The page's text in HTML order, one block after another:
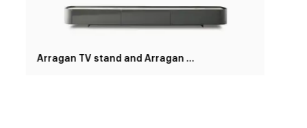
Arragan TV stand and Arragan shelf